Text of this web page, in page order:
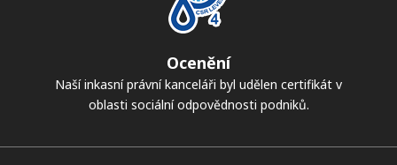
Ocenění
Naší inkasní právní kanceláři byl udělen certifikát v
oblasti sociální odpovědnosti podniků.